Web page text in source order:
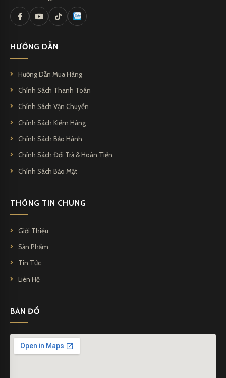
HƯỚNG DẪN
Hướng Dẫn Mua Hàng
Chính Sách Thanh Toán
Chính Sách Vận Chuyển
Chính Sách Kiểm Hàng
Chính Sách Bảo Hành
Chính Sách Đổi Trả & Hoàn Tiền
Chính Sách Bảo Mật
THÔNG TIN CHUNG
Giới Thiệu
Sản Phẩm
Tin Tức
Liên Hệ
BẢN ĐỒ